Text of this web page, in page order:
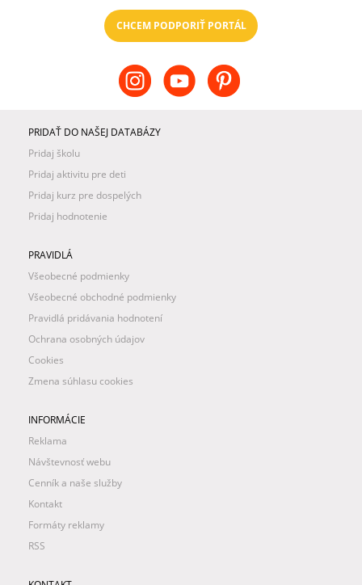
CHCEM PODPORIŤ PORTÁL
PRIDAŤ DO NAŠEJ DATABÁZY
Pridaj školu
Pridaj aktivitu pre deti
Pridaj kurz pre dospelých
Pridaj hodnotenie
PRAVIDLÁ
Všeobecné podmienky
Všeobecné obchodné podmienky
Pravidlá pridávania hodnotení
Ochrana osobných údajov
Cookies
Zmena súhlasu cookies
INFORMÁCIE
Reklama
Návštevnosť webu
Cenník a naše služby
Kontakt
Formáty reklamy
RSS